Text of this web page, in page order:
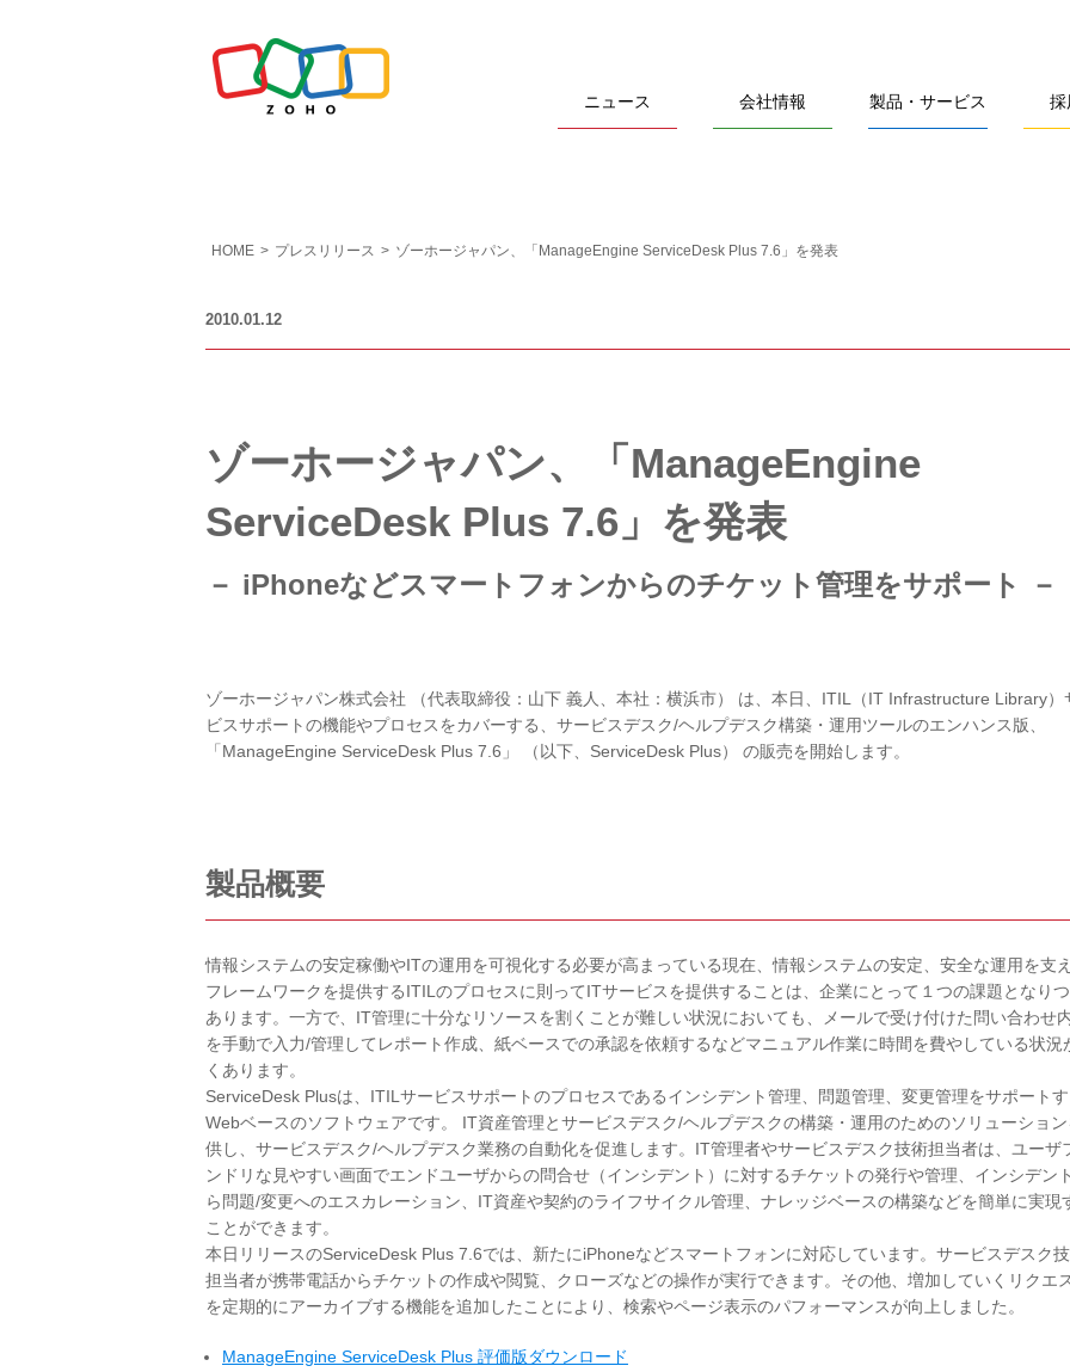
ニュース 会社情報 製品・サービス 採
HOME > プレスリリース > ゾーホージャパン、「ManageEngine ServiceDesk Plus 7.6」を発表
2010.01.12
ゾーホージャパン、「ManageEngine
ServiceDesk Plus 7.6」を発表
－ iPhoneなどスマートフォンからのチケット管理をサポート －
ゾーホージャパン株式会社 （代表取締役：山下 義人、本社：横浜市） は、本日、ITIL（IT Infrastructure Library）
ビスサポートの機能やプロセスをカバーする、サービスデスク/ヘルプデスク構築・運用ツールのエンハンス版、
「ManageEngine ServiceDesk Plus 7.6」 （以下、ServiceDesk Plus） の販売を開始します。
製品概要
情報システムの安定稼働やITの運用を可視化する必要が高まっている現在、情報システムの安定、安全な運用を支
フレームワークを提供するITILのプロセスに則ってITサービスを提供することは、企業にとって１つの課題となり
あります。一方で、IT管理に十分なリソースを割くことが難しい状況においても、メールで受け付けた問い合わせ
を手動で入力/管理してレポート作成、紙ベースでの承認を依頼するなどマニュアル作業に時間を費やしている状況
くあります。
ServiceDesk Plusは、ITILサービスサポートのプロセスであるインシデント管理、問題管理、変更管理をサポートす
Webベースのソフトウェアです。 IT資産管理とサービスデスク/ヘルプデスクの構築・運用のためのソリューション
供し、サービスデスク/ヘルプデスク業務の自動化を促進します。IT管理者やサービスデスク技術担当者は、ユーザ
ンドリな見やすい画面でエンドユーザからの問合せ（インシデント）に対するチケットの発行や管理、インシデン
ら問題/変更へのエスカレーション、IT資産や契約のライフサイクル管理、ナレッジベースの構築などを簡単に実現
ことができます。
本日リリースのServiceDesk Plus 7.6では、新たにiPhoneなどスマートフォンに対応しています。サービスデスク
担当者が携帯電話からチケットの作成や閲覧、クローズなどの操作が実行できます。その他、増加していくリクエ
を定期的にアーカイブする機能を追加したことにより、検索やページ表示のパフォーマンスが向上しました。
ManageEngine ServiceDesk Plus 評価版ダウンロード